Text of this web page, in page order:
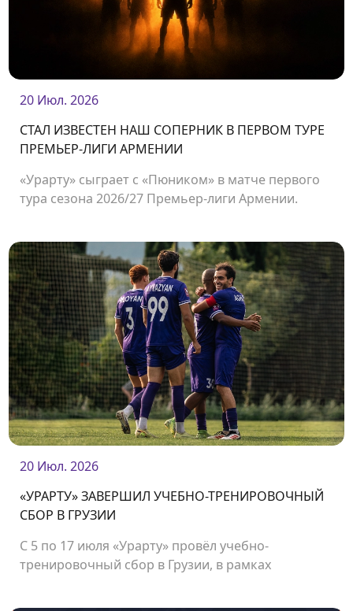
20 Июл. 2026
СТАЛ ИЗВЕСТЕН НАШ СОПЕРНИК В ПЕРВОМ ТУРЕ
ПРЕМЬЕР-ЛИГИ АРМЕНИИ
«Урарту» сыграет с «Пюником» в матче первого
тура сезона 2026/27 Премьер-лиги Армении.
20 Июл. 2026
«УРАРТУ» ЗАВЕРШИЛ УЧЕБНО-ТРЕНИРОВОЧНЫЙ
СБОР В ГРУЗИИ
С 5 по 17 июля «Урарту» провёл учебно-
тренировочный сбор в Грузии, в рамках